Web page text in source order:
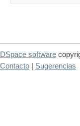
DSpace software
Contacto Sugerencias